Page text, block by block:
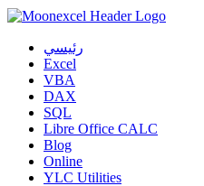
رئيسي
Excel
VBA
DAX
SQL
Libre Office CALC
Blog
Online
YLC Utilities